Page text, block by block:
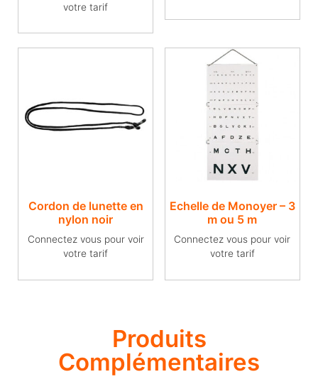
votre tarif
Cordon de lunette en
nylon noir
Connectez vous pour voir
votre tarif
Echelle de Monoyer – 3
m ou 5 m
Connectez vous pour voir
votre tarif
Produits
Complémentaires